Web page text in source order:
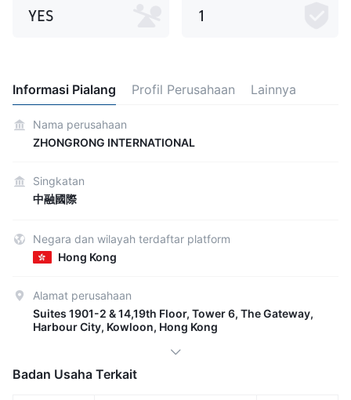
YES 1
Informasi Pialang Profil Perusahaan Lainnya
Nama perusahaan
ZHONGRONG INTERNATIONAL
Singkatan
中融國際
Negara dan wilayah terdaftar platform
Hong Kong
Alamat perusahaan
Suites 1901-2 & 14,19th Floor, Tower 6, The Gateway,
Harbour City, Kowloon, Hong Kong
Badan Usaha Terkait